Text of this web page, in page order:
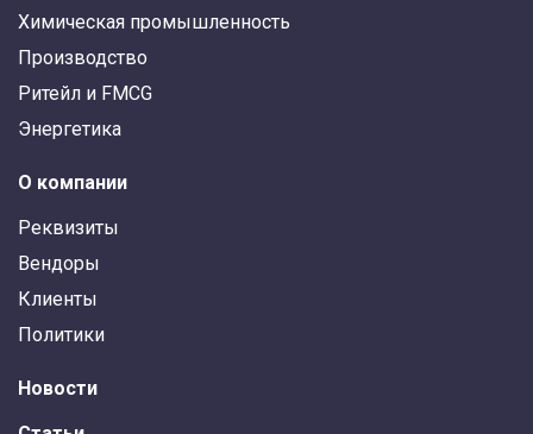
Химическая промышленность
Производство
Ритейл и FMCG
Энергетика
О компании
Реквизиты
Вендоры
Клиенты
Политики
Новости